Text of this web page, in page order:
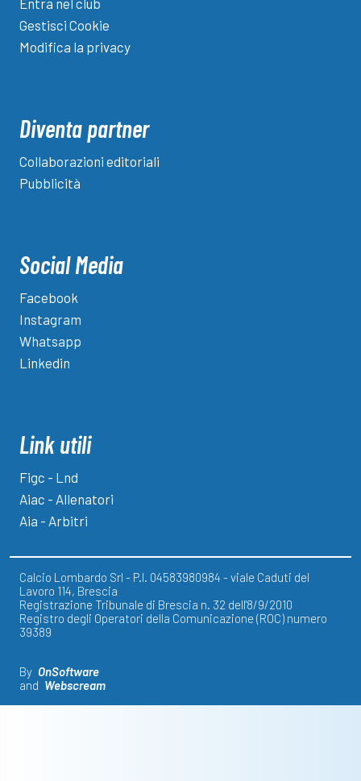
Gestisci Cookie
Modifica la privacy
Diventa partner
Collaborazioni editoriali
Pubblicità
Social Media
Facebook
Instagram
Whatsapp
Linkedin
Link utili
Figc - Lnd
Aiac - Allenatori
Aia - Arbitri
Calcio Lombardo Srl - P.I. 04583980984 - viale Caduti del
Lavoro 114, Brescia
Registrazione Tribunale di Brescia n. 32 dell'8/9/2010
Registro degli Operatori della Comunicazione (ROC) numero
39389
By OnSoftware
and Webscream